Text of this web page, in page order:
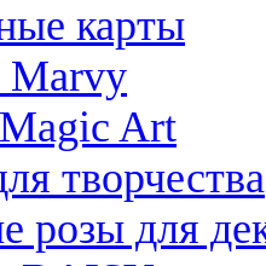
карты
Art
творчества
розы для